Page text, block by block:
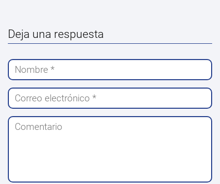
Deja una respuesta